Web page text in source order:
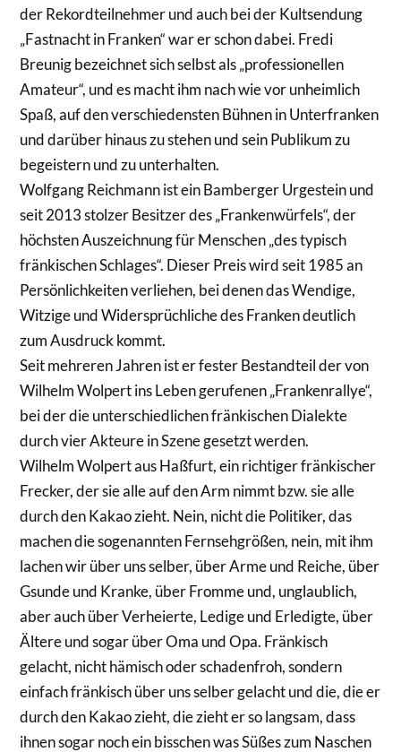
der Rekordteilnehmer und auch bei der Kultsendung
„Fastnacht in Franken“ war er schon dabei. Fredi
Breunig bezeichnet sich selbst als „professionellen
Amateur“, und es macht ihm nach wie vor unheimlich
Spaß, auf den verschiedensten Bühnen in Unterfranken
und darüber hinaus zu stehen und sein Publikum zu
begeistern und zu unterhalten.
Wolfgang Reichmann ist ein Bamberger Urgestein und
seit 2013 stolzer Besitzer des „Frankenwürfels“, der
höchsten Auszeichnung für Menschen „des typisch
fränkischen Schlages“. Dieser Preis wird seit 1985 an
Persönlichkeiten verliehen, bei denen das Wendige,
Witzige und Widersprüchliche des Franken deutlich
zum Ausdruck kommt.
Seit mehreren Jahren ist er fester Bestandteil der von
Wilhelm Wolpert ins Leben gerufenen „Frankenrallye“,
bei der die unterschiedlichen fränkischen Dialekte
durch vier Akteure in Szene gesetzt werden.
Wilhelm Wolpert aus Haßfurt, ein richtiger fränkischer
Frecker, der sie alle auf den Arm nimmt bzw. sie alle
durch den Kakao zieht. Nein, nicht die Politiker, das
machen die sogenannten Fernsehgrößen, nein, mit ihm
lachen wir über uns selber, über Arme und Reiche, über
Gsunde und Kranke, über Fromme und, unglaublich,
aber auch über Verheierte, Ledige und Erledigte, über
Ältere und sogar über Oma und Opa. Fränkisch
gelacht, nicht hämisch oder schadenfroh, sondern
einfach fränkisch über uns selber gelacht und die, die er
durch den Kakao zieht, die zieht er so langsam, dass
ihnen sogar noch ein bisschen was Süßes zum Naschen